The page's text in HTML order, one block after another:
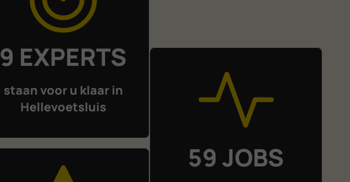
9 EXPERTS
staan voor u klaar in
Hellevoetsluis
59 JOBS